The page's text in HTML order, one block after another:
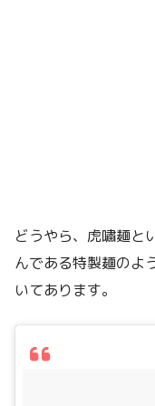
どうやら、虎嘯麺と
んである特製麺のよ
いてあります。